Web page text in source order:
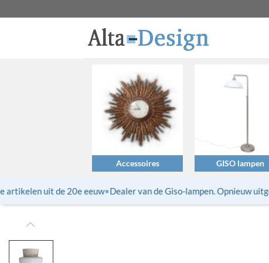
naar
Accessoires GISO lampen
uit de 20e eeuw•Dealer van de Giso-lampen. Opnieuw